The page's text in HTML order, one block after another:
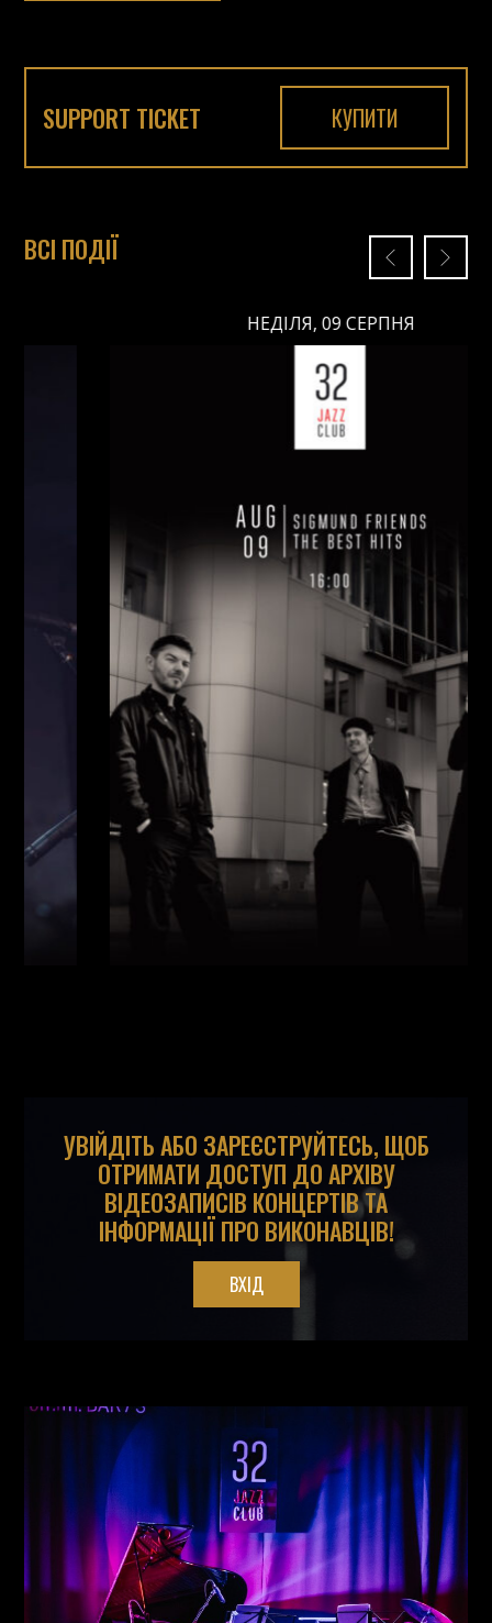
SUPPORT TICKET КУПИТИ
ВСІ ПОДІЇ
НЕДІЛЯ, 09 СЕРПНЯ
НЕДІЛЯ, 09 СЕРПНЯ
Ціна:
Виконавці:Павло Литвиненко Рояль,) /Денис
(Бас,) /Олександр Люлякін (Барабани,) /
УВІЙДІТЬ АБО ЗАРЕЄСТРУЙТЕСЬ, ЩОБ
ОТРИМАТИ ДОСТУП ДО АРХІВУ
ВІДЕОЗАПИСІВ КОНЦЕРТІВ ТА
ІНФОРМАЦІЇ ПРО ВИКОНАВЦІВ!
ВХІД